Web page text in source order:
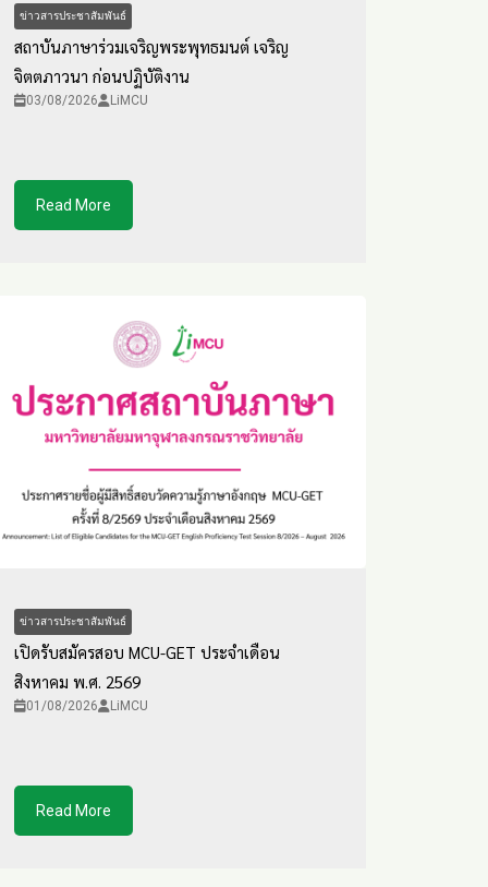
ข่าวสารประชาสัมพันธ์
สถาบันภาษาร่วมเจริญพระพุทธมนต์ เจริญ
จิตตภาวนา ก่อนปฏิบัติงาน
03/08/2026 LiMCU
Read More
ข่าวสารประชาสัมพันธ์
เปิดรับสมัครสอบ MCU-GET ประจำเดือน
สิงหาคม พ.ศ. 2569
01/08/2026 LiMCU
Read More